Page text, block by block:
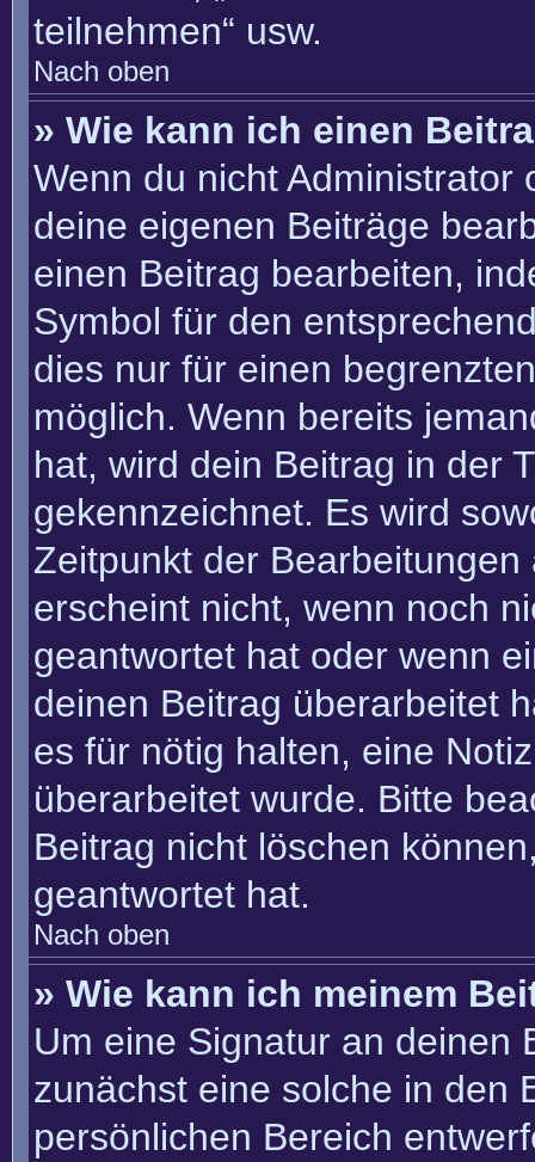
teilnehmen“ usw.
Nach oben
» Wie kann ich einen
Wenn du nicht
deine eigenen Beiträge
einen Beitrag bearbeiten,
Symbol für den
dies nur für einen
möglich. Wenn bereits
hat, wird dein Beitrag in der
gekennzeichnet. Es wird
Zeitpunkt der
erscheint nicht, wenn noch
geantwortet hat oder wenn
deinen Beitrag überarbeitet
es für nötig halten, eine
überarbeitet wurde. Bitte
Beitrag nicht löschen
geantwortet hat.
Nach oben
» Wie kann ich meinem
Um eine Signatur an deinen
zunächst eine solche in den
persönlichen Bereich